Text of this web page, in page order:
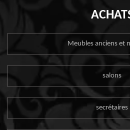
Meubles anciens et
salons
secrétaires